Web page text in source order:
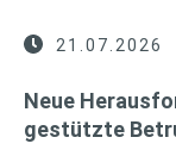
21.07.2026
Neue
gestützte